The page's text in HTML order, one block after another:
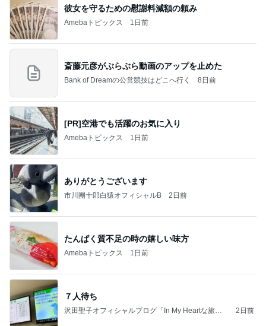
彼女を守るための慰謝料減額の頼み
Amebaトピックス 1日前
斎藤元彦がぶらぶら動画のアップを止めた
Bank of Dreamの公営競技はどこへ行く 8日前
[PR]空港でも活躍のお気に入り
Amebaトピックス 1日前
ありがとうございます
市川團十郎白猿オフィシャルB 2日前
たんぱく質不足の時の嬉しい味方
Amebaトピックス 1日前
７人待ち
沢田聖子オフィシャルブログ「In My Heartな旅日
2日前